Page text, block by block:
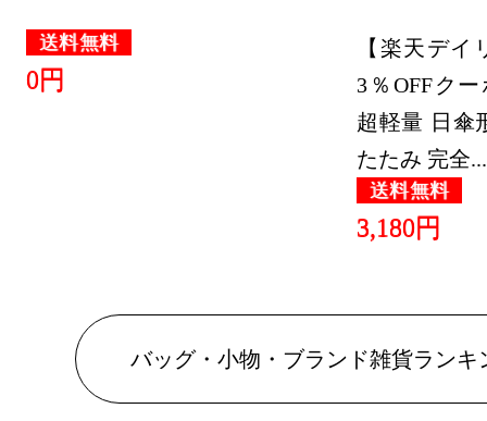
送料無料
0円
【楽天デイ
3％OFFク
超軽量 日傘
たたみ 完全...
送料無料
3,180円
バッグ・小物・ブランド雑貨ランキ